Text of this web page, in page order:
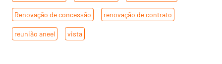
Renovação de concessão renovação de contrato
reunião aneel vista